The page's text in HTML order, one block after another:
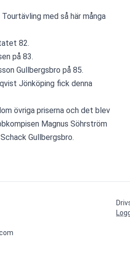
med så här många
82.
på 83.
Gullbergsbro på 85.
Jönköping fick denna
övriga priserna och det blev
Magnus Söhrström
Gullbergsbro.